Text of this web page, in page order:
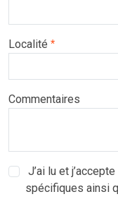
Localité *
Commentaires
J’ai lu et
spécifiques ainsi